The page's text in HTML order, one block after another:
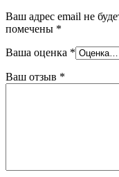
Ваш адрес email не
помечены *
Ваша оценка *
Ваш отзыв *